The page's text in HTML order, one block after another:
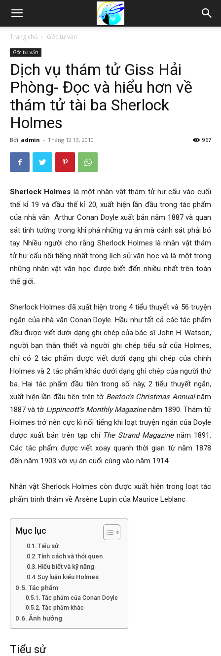
Thám
Phòng,
Hai
thám
Giss
Hải
phòng,
tham
Trang chủ Góc tư vấn
Góc tư vấn
Dịch vụ thám tử Giss Hải
Phòng- Đọc và hiểu hơn về
thám tử tài ba Sherlock
Holmes
Bởi admin - Tháng 12 13, 2010 967
Sherlock Holmes là một nhân vật thám tử hư cấu vào cuối
thế kỉ 19 và đầu thế kỉ 20, xuất hiện lần đầu trong tác phẩm
của nhà văn Arthur Conan Doyle xuất bản năm 1887 và quan
sát tinh tường trong khi phá những vụ án mà cảnh sát phải bó
tay. Nhiều người cho rằng Sherlock Holmes là nhân vật thám
tử hư cấu nổi tiếng nhất trong lịch sử văn học và là một trong
những nhân vật văn học được biết đến nhiều nhất trên toàn
thế giới.
Sherlock Holmes đã xuất hiện trong 4 tiểu thuyết và 56 truyện
ngắn của nhà văn Conan Doyle. Hầu như tất cả các tác phẩm
đều được viết dưới dạng ghi chép của bác sĩ John H. Watson,
người bạn thân thiết và người ghi chép tiểu sử của Holmes,
chỉ có 2 tác phẩm được viết dưới dạng ghi chép của chính
Holmes và 2 tác phẩm khác dưới dạng ghi chép của người thứ
ba. Hai tác phẩm đầu tiên trong số này, 2 tiểu thuyết ngắn,
xuất hiện lần đầu tiên trên tờ Beeton’s Christmas Annualnăm
1887 và tờ Lippincott’s Monthly Magazinenăm 1890. Thám tử
Holmes trở nên cực kì nổi tiếng khi loạt truyện ngắn của Doyle
được xuất bản trên tạp chí The Strand Magazinenăm 1891.
Các tác phẩm được viết xoay quanh thời gian từ năm 1878
đến năm 1903 với vụ án cuối cùng vào năm 1914.
Nhân vật Sherlock Holmes còn được xuất hiện trong loạt tác
phẩm trinh thám về Arsène Lupin của Maurice Leblanc
Mục lục
Tiểu sử
Tính cách và thói quen
Hiểu biết và kỹ năng
Suy luận kiểu Holmes
Tác phẩm
Tác phẩm của Conan Doyle
Tác phẩm khác
Ảnh hưởng
Tiểu sử